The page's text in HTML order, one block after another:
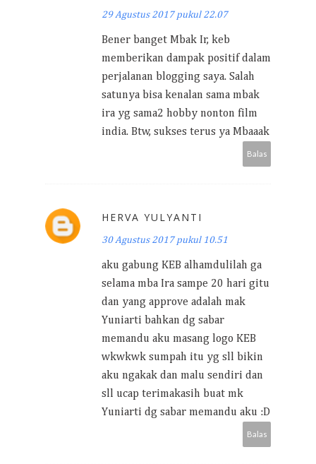
29 Agustus 2017 pukul 22.07
Bener banget Mbak Ir, keb
memberikan dampak positif dalam
perjalanan blogging saya. Salah
satunya bisa kenalan sama mbak
ira yg sama2 hobby nonton film
india. Btw, sukses terus ya Mbaaak
Balas
HERVA YULYANTI
30 Agustus 2017 pukul 10.51
aku gabung KEB alhamdulilah ga
selama mba Ira sampe 20 hari gitu
dan yang approve adalah mak
Yuniarti bahkan dg sabar
memandu aku masang logo KEB
wkwkwk sumpah itu yg sll bikin
aku ngakak dan malu sendiri dan
sll ucap terimakasih buat mk
Yuniarti dg sabar memandu aku :D
Balas